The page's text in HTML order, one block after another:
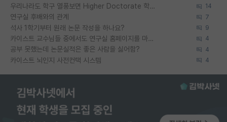
우리나라도 학구 열풍보면 Higher Doctorate 학위가 필요하다고 봅니다. 14
연구실 후배와의 관계 7
석사 1학기부터 원래 논문 작성을 하나요? 9
카이스트 교수님들 중에서도 연구실 홈페이지를 마련 안 하신 분들이 계시던데 4
공부 못했는데 논문실적은 좋은 사람을 싫어함? 4
카이스트 뇌인지 사전컨택 시스템 4